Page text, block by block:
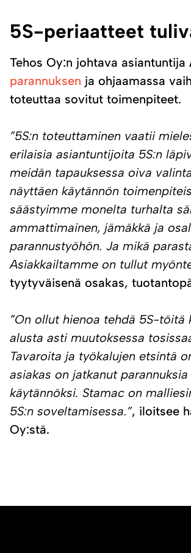
5S-periaatteet
Tehos Oy:n johtava asiantuntija
parannuksen ja ohjaamassa
toteuttaa sovitut toimenpiteet.
”5S:n toteuttaminen vaatii
erilaisia asiantuntijoita 5S:n
meidän tapauksessa oiva
näyttäen käytännön
säästyimme monelta turhalta
ammattimainen, jämäkkä ja
parannustyöhön. Ja mikä
Asiakkailtamme on tullut
tyytyväisenä osakas,
”On ollut hienoa tehdä 5S-
alusta asti muutoksessa
Tavaroita ja työkalujen etsintä
asiakas on jatkanut
käytännöksi. Stamac on
5S:n soveltamisessa.”, iloitsee
Oy:stä.